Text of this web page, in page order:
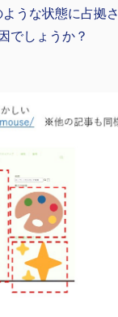
うな状態に占拠さ
でしょうか？